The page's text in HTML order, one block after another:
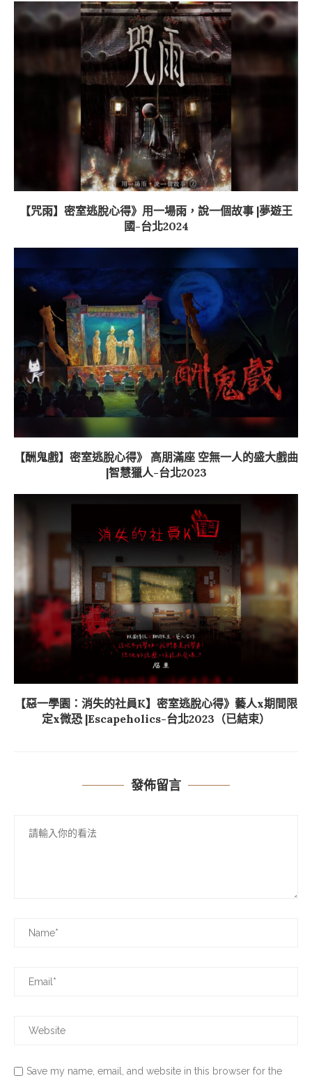
【咒雨】密室逃脫心得》用一場雨，說一個故事 |夢遊王
國-台北2024
【酬鬼戲】密室逃脫心得》 高朋滿座 空無一人的盛大戲曲
|智慧獵人-台北2023
【惡一學園：消失的社員K】密室逃脫心得》藝人x期間限
定x微恐 |Escapeholics-台北2023（已結束）
發佈留言
Save my name, email, and website in this browser for the